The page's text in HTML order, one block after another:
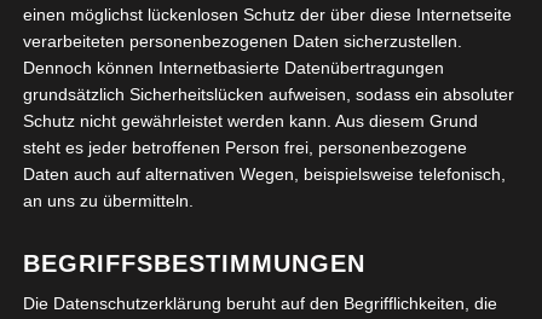
Video aus dem Jahre 2016 ansehen oder weiterlesen
haben. Am Stadtgraben, direkt unterhalb des neuen
„Alten Kaffeehaus“, wird seit 2003 jeden
einen möglichst lückenlosen Schutz der über diese Internetseite
verarbeiteten personenbezogenen Daten sicherzustellen.
Dennoch können Internetbasierte Datenübertragungen
grundsätzlich Sicherheitslücken aufweisen, sodass ein absoluter
Schutz nicht gewährleistet werden kann. Aus diesem Grund
steht es jeder betroffenen Person frei, personenbezogene
Daten auch auf alternativen Wegen, beispielsweise telefonisch,
an uns zu übermitteln.
BEGRIFFSBESTIMMUNGEN
Die Datenschutzerklärung beruht auf den Begrifflichkeiten, die